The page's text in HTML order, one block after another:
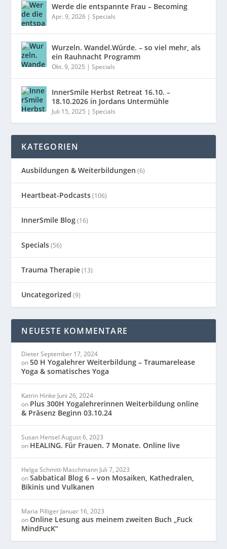
Werde die entspannte Frau – Becoming
Apr. 9, 2026 |Specials
Wurzeln. Wandel.Würde. – so viel mehr, als
ein Rauhnacht Programm
Okt. 9, 2025 |Specials
InnerSmile Herbst Retreat 16.10. –
18.10.2026 in Jordans Untermühle
Juli 15, 2025 |Specials
KATEGORIEN
Ausbildungen & Weiterbildungen (6)
Heartbeat-Podcasts(106)
InnerSmile Blog(16)
Specials(56)
Trauma Therapie(13)
Uncategorized (9)
NEUESTE KOMMENTARE
Dieter September 17, 2024
on50 H Yogalehrer Weiterbildung – Traumarelease
Yoga & somatisches Yoga
Katrin Hinke Juni 26, 2024
on Plus 300H Yogalehrerinnen Weiterbildung online
& Präsenz Beginn 03.10.24
Susan Hensel August 6, 2023
on HEALING. Für Frauen. 7 Monate. Online live
Helga Schmitt-Maschmann Juli 7, 2023
onSabbatical Blog 6 – von Mosaiken, Kathedralen,
Bikinis und Vulkanen
Maria Pilliger Januar 16, 2023
onOnline Lesung aus meinem zweiten Buch „Fuck
MindFucK“